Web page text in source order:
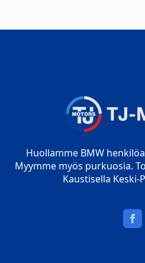
Huollamme BMW
Myymme myös purkuosia.
Kaustisella Keski-